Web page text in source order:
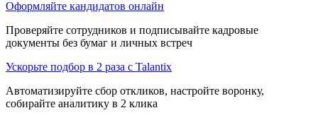
Оформляйте кандидатов онлайн
Проверяйте сотрудников и подписывайте кадровые
документы без бумаг и личных встреч
Ускорьте подбор в 2 раза с Talantix
Автоматизируйте сбор откликов, настройте воронку,
собирайте аналитику в 2 клика